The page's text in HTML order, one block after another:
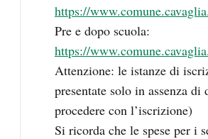
https://
Pre e dopo scuola:
https://
Attenzione: le istanze di
presentate solo in assenza
procedere con l’iscrizione)
Si ricorda che le spese per i